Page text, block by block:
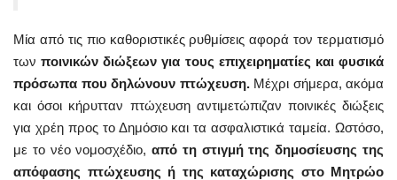
Μία από τις πιο καθοριστικές ρυθμίσεις αφορά τον τερματισμό
των ποινικών διώξεων για τους επιχειρηματίες και φυσικά
πρόσωπα που δηλώνουν πτώχευση.Μέχρι σήμερα, ακόμα
και όσοι κήρυτταν πτώχευση αντιμετώπιζαν ποινικές διώξεις
για χρέη προς το Δημόσιο και τα ασφαλιστικά ταμεία. Ωστόσο,
με το νέο νομοσχέδιο,από τη στιγμή της δημοσίευσης της
απόφασης πτώχευσης ή της καταχώρισης στο Μητρώο